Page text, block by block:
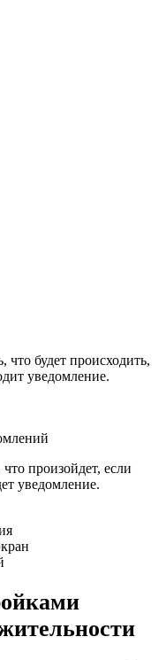
будет происходить,
уведомление.
произойдет, если
уведомление.